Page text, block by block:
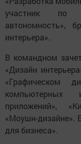
участник по
автономность»,
интерьера».
В командном
«Дизайн
«Графическом
компьютерных
приложений»,
«Моушн-дизайне».
для бизнеса».